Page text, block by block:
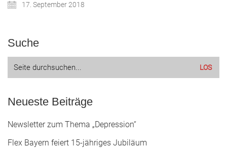
17. September 2018
Suche
Suche
nach:
Neueste Beiträge
Newsletter zum Thema „Depression“
Flex Bayern feiert 15-jähriges Jubiläum